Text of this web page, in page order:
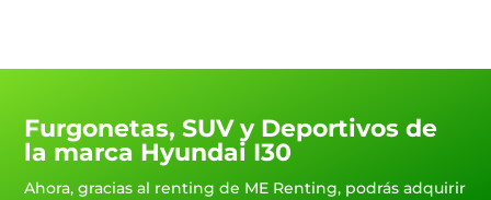
Furgonetas, SUV y Deportivos de
la marca Hyundai I30
Ahora, gracias al renting de ME Renting, podrás adquirir